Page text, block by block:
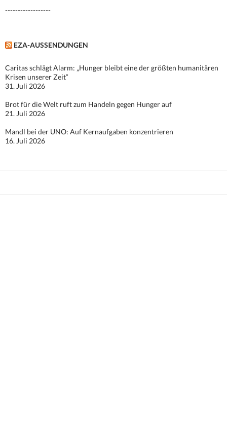
------------------
EZA-AUSSENDUNGEN
Caritas schlägt Alarm: „Hunger bleibt eine der größten humanitären
Krisen unserer Zeit“
31. Juli 2026
Brot für die Welt ruft zum Handeln gegen Hunger auf
21. Juli 2026
Mandl bei der UNO: Auf Kernaufgaben konzentrieren
16. Juli 2026